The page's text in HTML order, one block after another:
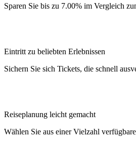
Sparen Sie bis zu 7.00% im Vergleich
Eintritt zu beliebten Erlebnissen
Sichern Sie sich Tickets, die schnell
Reiseplanung leicht gemacht
Wählen Sie aus einer Vielzahl